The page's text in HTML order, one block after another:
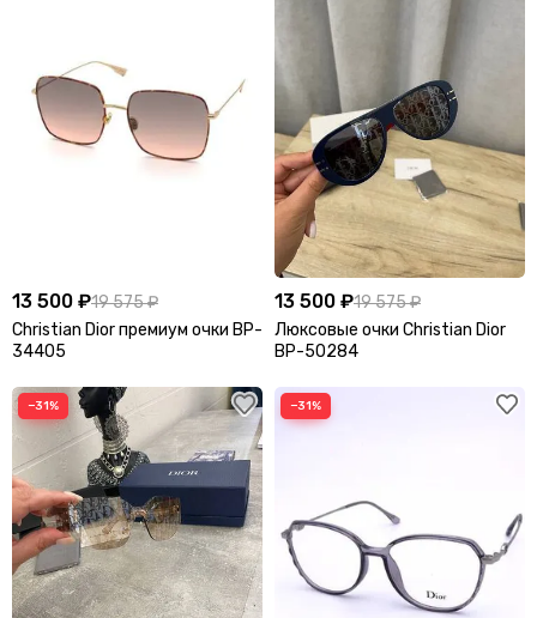
13 500 ₽19 575 ₽
Christian Dior премиум очки BP-
34405
13 500 ₽19 575 ₽
Люксовые очки Christian Dior
BP-50284
−31% −31%